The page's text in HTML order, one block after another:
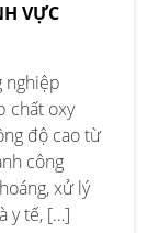
VỰC
nghiệp
chất oxy
độ cao từ
công
xử lý
y tế, […]